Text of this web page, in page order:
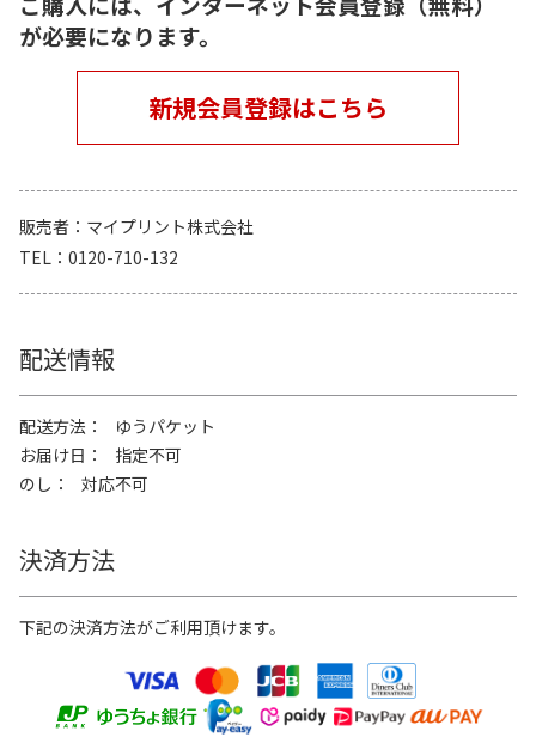
が必要になります。
新規会員登録はこちら
販売者
マイプリント株式会社
TEL
0120-710-132
配送情報
配送方法
ゆうパケット
お届け日
指定不可
のし
対応不可
決済方法
下記の決済方法がご利用頂けます。